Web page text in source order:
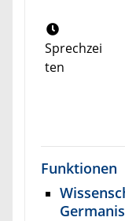
Sprechzei
ten
Funktionen